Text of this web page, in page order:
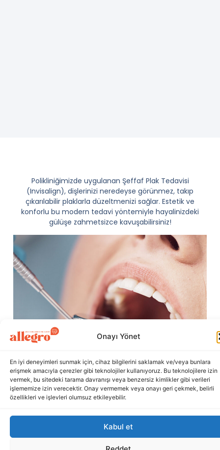
Onayı Yönet
En iyi deneyimleri sunmak için, cihaz bilgilerini saklamak ve/veya bunlara
erişmek amacıyla çerezler gibi teknolojiler kullanıyoruz. Bu teknolojilere izin
vermek, bu sitedeki tarama davranışı veya benzersiz kimlikler gibi verileri
işlememize izin verecektir. Onay vermemek veya onayı geri çekmek, belirli
özellikleri ve işlevleri olumsuz etkileyebilir.
Kabul et
Polikliniğimizde uygulanan Şeffaf Plak Tedavisi
(Invisalign), dişlerinizi neredeyse görünmez, takıp
çıkarılabilir plaklarla düzeltmenizi sağlar. Estetik ve
konforlu bu modern tedavi yöntemiyle hayalinizdeki
gülüşe zahmetsizce kavuşabilirsiniz!